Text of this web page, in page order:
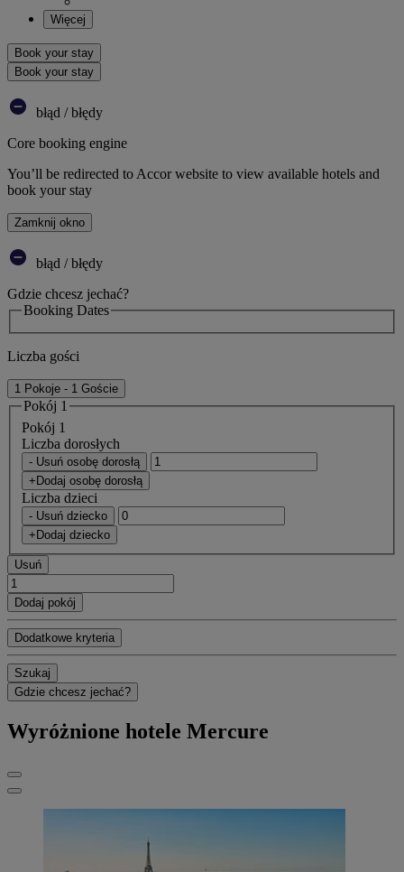
Więcej
Book your stay
Book your stay
błąd / błędy
Core booking engine
You’ll be redirected to Accor website to view available hotels and
book your stay
Zamknij okno
błąd / błędy
Gdzie chcesz jechać?
Booking Dates
Liczba gości
1 Pokoje - 1 Goście
Pokój 1
Pokój 1
Liczba dorosłych
- Usuń osobę dorosłą
+Dodaj osobę dorosłą
Liczba dzieci
- Usuń dziecko
+Dodaj dziecko
Usuń
Dodaj pokój
Dodatkowe kryteria
Szukaj
Gdzie chcesz jechać?
Wyróżnione hotele Mercure